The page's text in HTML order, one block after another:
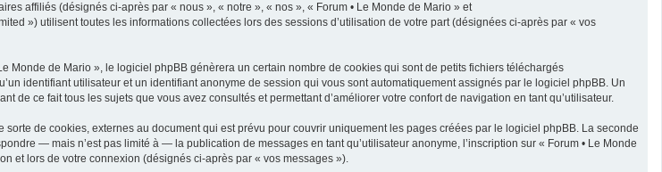
affiliés (désignés ci-après par « nous », « notre », « nos », « Forum • Le Monde de Mario » et
») utilisent toutes les informations collectées lors des sessions d’utilisation de votre part (désignées ci-après par « vos
Monde de Mario », le logiciel phpBB génèrera un certain nombre de cookies qui sont de petits fichiers téléchargés
identifiant utilisateur et un identifiant anonyme de session qui vous sont automatiquement assignés par le logiciel phpBB. Un
ce fait tous les sujets que vous avez consultés et permettant d’améliorer votre confort de navigation en tant qu’utilisateur.
de cookies, externes au document qui est prévu pour couvrir uniquement les pages créées par le logiciel phpBB. La seconde
— mais n’est pas limité à — la publication de messages en tant qu’utilisateur anonyme, l’inscription sur « Forum • Le Monde
et lors de votre connexion (désignés ci-après par « vos messages »).